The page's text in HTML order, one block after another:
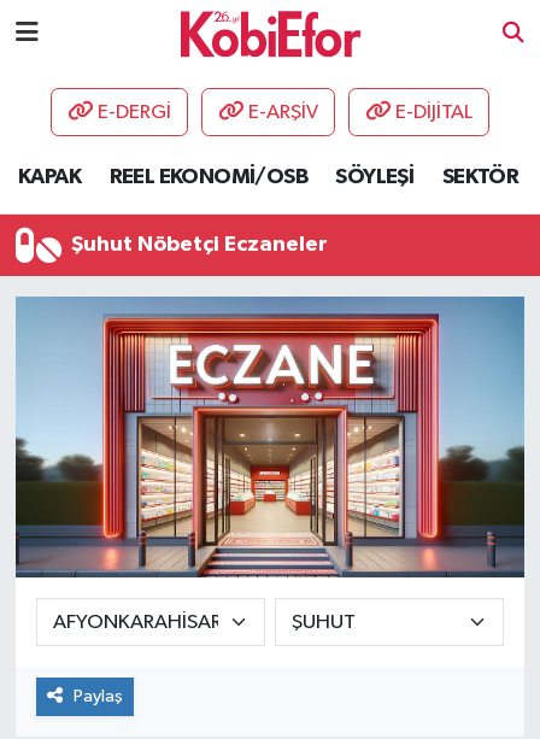
E-DERGİ E-ARŞİV E-DİJİTAL
KAPAK REEL EKONOMİ/OSB SÖYLEŞİ SEKTÖR
Şuhut Nöbetçi Eczaneler
Paylaş
AKADEMİ
DESTEK-TEŞVİK
ETKİNLİK
GÜNCEL
HABERLER
KAPAK
OSB
SEKTÖR
ŞİRKET PANO
SÖYLEŞİ